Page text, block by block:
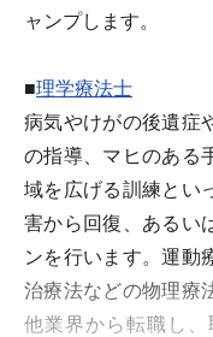
ャンプします。
■理学療法士
病気やけがの後遺症
の指導、マヒのある
域を広げる訓練とい
害から回復、あるい
ンを行います。運動
治療法などの物理療
他業界から転職し